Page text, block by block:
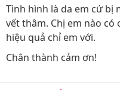
Tình hình là da em cứ bị
vết thâm. Chị em nào
hiệu quả chỉ em với.
Chân thành cảm ơn!